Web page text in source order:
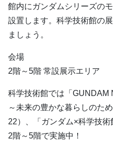
館内にガンダムシリーズの
設置します。科学技術館の
ましょう。
会場
2階～5階 常設展示エリア
科学技術館では「
～未来の豊かな暮らしのた
22）、「ガンダム×科学技
2階～5階で実施中！